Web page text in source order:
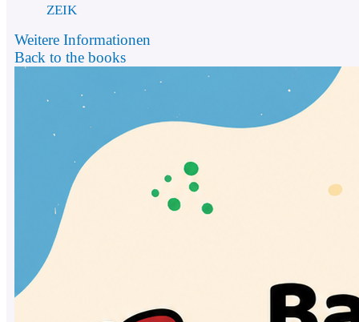
ZEIK
Weitere Informationen
Back to the books